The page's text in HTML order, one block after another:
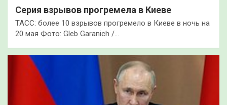
Серия взрывов прогремела в Киеве
ТАСС: более 10 взрывов прогремело в Киеве в ночь на
20 мая Фото: Gleb Garanich /…